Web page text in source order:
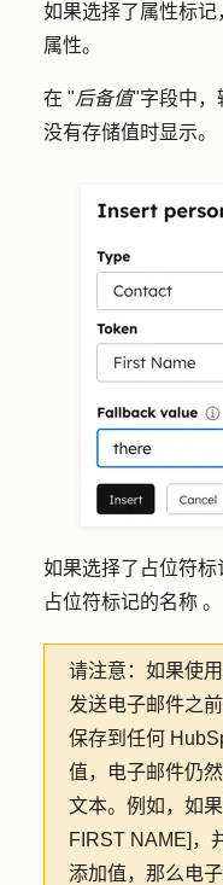
如果选择了属性标记
属性。
在 "后备值"字段中，
没有存储值时显示。
如果选择了占位符标
占位符标记的名称 。
请注意： 如果使
发送电子邮件之
保存到任何
值，电子邮件仍
文本。例如，如
FIRST NAME]，
添加值，那么电